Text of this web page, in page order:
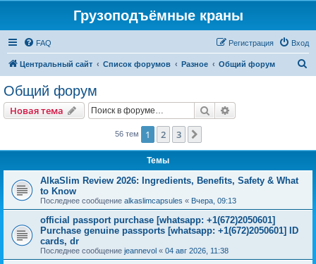
Грузоподъёмные краны
FAQ Вход
Регистрация
Центральный сайт Список форумов Разное Общий форум
Общий форум
Новая тема Поиск
56 тем 1 2 3
Темы
AlkaSlim Review 2026: Ingredients, Benefits, Safety & What
to Know
Последнее сообщение alkaslimcapsules « Вчера, 09:13
official passport purchase [whatsapp: +1(672)2050601]
Purchase genuine passports [whatsapp: +1(672)2050601] ID
cards, dr
Последнее сообщение jeannevol « 04 авг 2026, 11:38